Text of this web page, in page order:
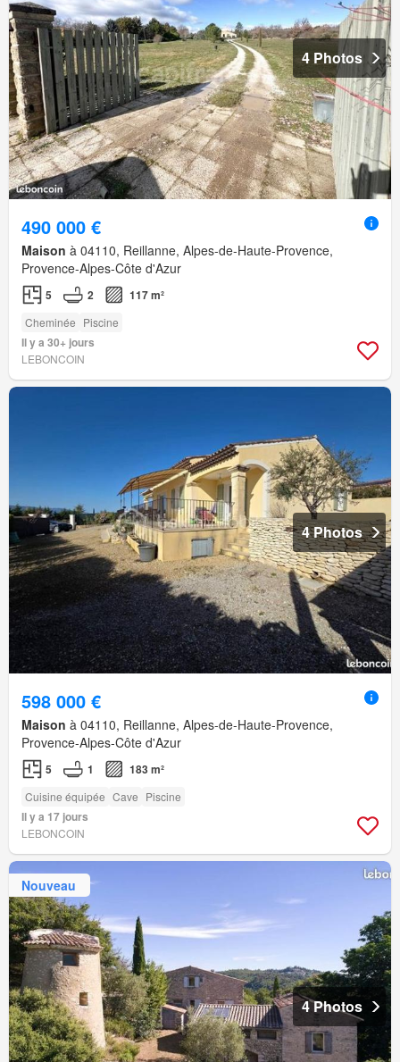
4 Photos
490 000 €
Maison à 04110, Reillanne, Alpes-de-Haute-Provence,
Provence-Alpes-Côte d'Azur
5 2 117 m²
Cheminée Piscine
Il y a 30+ jours
LEBONCOIN
4 Photos
598 000 €
Maison à 04110, Reillanne, Alpes-de-Haute-Provence,
Provence-Alpes-Côte d'Azur
5 1 183 m²
Cuisine équipée Cave Piscine
Il y a 17 jours
LEBONCOIN
Nouveau
4 Photos